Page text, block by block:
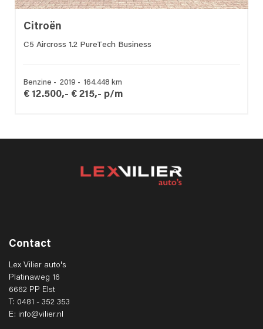
Citroën
C5 Aircross 1.2 PureTech Business
Benzine - 2019 - 164.448 km
€ 12.500,- € 215,- p/m
Contact
Lex Vilier auto's
Platinaweg 16
6662 PP Elst
T: 0481 - 352 353
E: info@vilier.nl